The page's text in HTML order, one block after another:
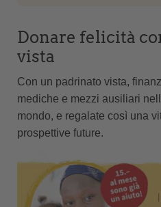
Donare felicità
vista
Con un padrinato vista,
mediche e mezzi ausiliari
mondo, e regalate così una
prospettive future.